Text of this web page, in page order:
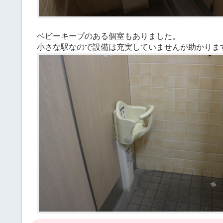
ベビーキープのある個室もありました。
小さな駅なので設備は充実していませんが助かりま